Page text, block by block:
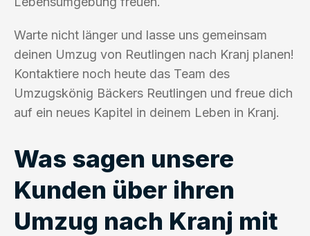
Warte nicht länger und lasse uns gemeinsam
deinen Umzug von Reutlingen nach Kranj planen!
Kontaktiere noch heute das Team des
Umzugskönig Bäckers Reutlingen und freue dich
auf ein neues Kapitel in deinem Leben in Kranj.
Was sagen unsere
Kunden über ihren
Umzug nach Kranj mit